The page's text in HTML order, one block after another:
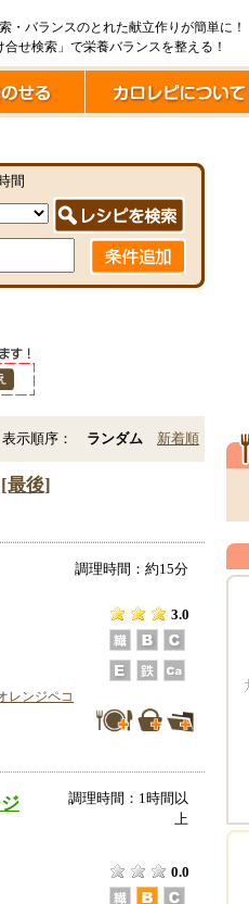
・バランスのとれた献立作りが簡単に！
せ検索」で栄養バランスを整える！
間
表示順序： ランダム 新着順
[最後]
調理時間：約15分
3.0
レンジペコ
調理時間：1時間以
上
0.0